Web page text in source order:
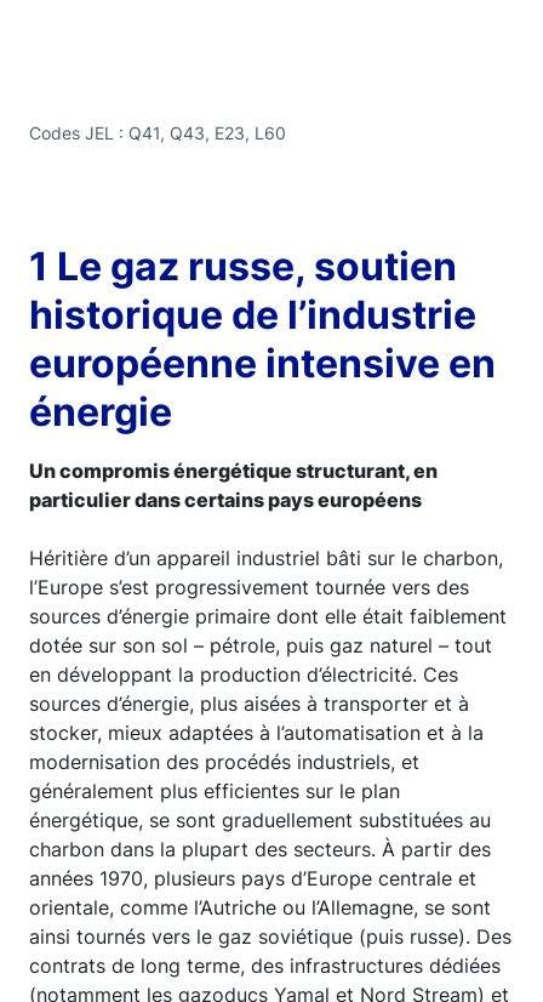
Codes JEL : Q41, Q43, E23, L60
1 Le gaz russe, soutien
historique de l’industrie
européenne intensive en
énergie
Un compromis énergétique structurant, en
particulier dans certains pays européens
Héritière d’un appareil industriel bâti sur le charbon,
l’Europe s’est progressivement tournée vers des
sources d’énergie primaire dont elle était faiblement
dotée sur son sol – pétrole, puis gaz naturel – tout
en développant la production d’électricité. Ces
sources d’énergie, plus aisées à transporter et à
stocker, mieux adaptées à l’automatisation et à la
modernisation des procédés industriels, et
généralement plus efficientes sur le plan
énergétique, se sont graduellement substituées au
charbon dans la plupart des secteurs. À partir des
années 1970, plusieurs pays d’Europe centrale et
orientale, comme l’Autriche ou l’Allemagne, se sont
ainsi tournés vers le gaz soviétique (puis russe). Des
contrats de long terme, des infrastructures dédiées
(notamment les gazoducs Yamal et Nord Stream) et